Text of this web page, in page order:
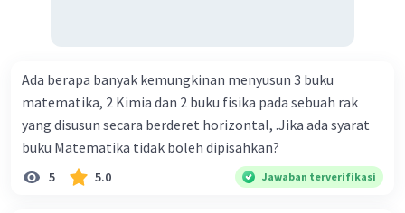
Ada berapa banyak kemungkinan menyusun 3 buku
matematika, 2 Kimia dan 2 buku fisika pada sebuah rak
yang disusun secara berderet horizontal, .Jika ada syarat
buku Matematika tidak boleh dipisahkan?
5 5.0 Jawaban terverifikasi